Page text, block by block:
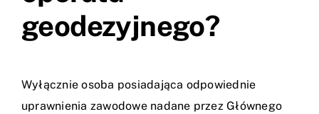
geodezyjnego?
Wyłącznie osoba posiadająca odpowiednie
uprawnienia zawodowe nadane przez Głównego